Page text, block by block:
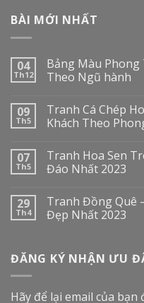
BÀI MỚI NHẤT
04
Th12
Bảng Màu
Theo Ngũ hành
09
Th5
Tranh Cá Chép
Khách Theo
07
Th5
Tranh Hoa Sen
Đáo Nhất 2023
29
Th4
Tranh Đồng Quê
Đẹp Nhất 2023
ĐĂNG KÝ NHẬN ƯU
Hãy để lại email của